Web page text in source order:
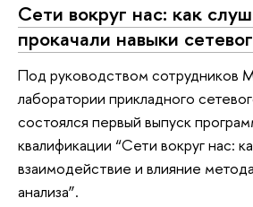
Сети вокруг нас: как
прокачали навыки
Под руководством сотрудников
лаборатории прикладного
состоялся первый выпуск
квалификации “Сети вокруг нас:
взаимодействие и влияние
анализа”.